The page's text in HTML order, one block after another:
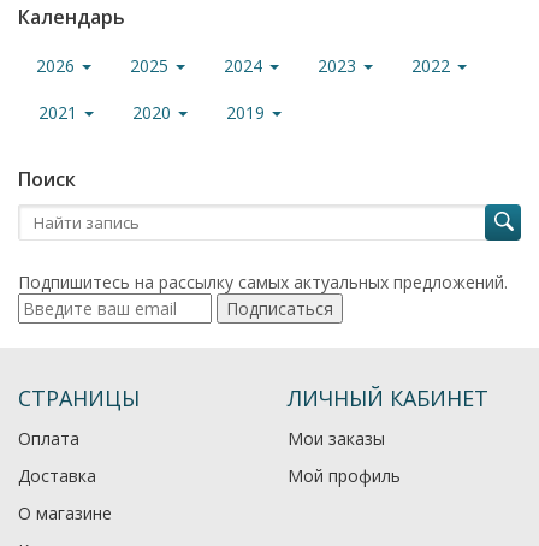
Календарь
2026 2025 2024 2023 2022
2021 2020 2019
Поиск
Подпишитесь на рассылку самых актуальных предложений.
Подписаться
СТРАНИЦЫ
Оплата
Доставка
О магазине
ЛИЧНЫЙ КАБИНЕТ
Мои заказы
Мой профиль